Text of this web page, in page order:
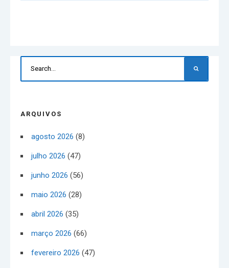
ARQUIVOS
agosto 2026 (8)
julho 2026 (47)
junho 2026 (56)
maio 2026 (28)
abril 2026 (35)
março 2026 (66)
fevereiro 2026 (47)